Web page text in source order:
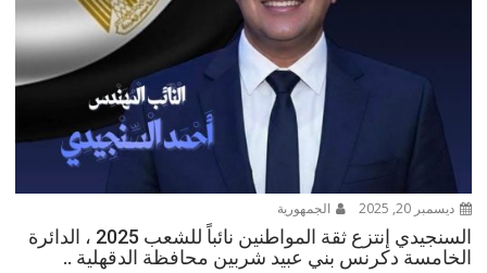
ديسمبر 20, 2025 الجمهورية
السنجيدي إنتزع ثقة المواطنين نائباً للشعب 2025 ، الدائرة
الخامسة دكرنس بني عبيد شربين محافظة الدقهلية ..